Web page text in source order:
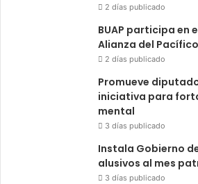
2 días publicado
BUAP participa en
Alianza del Pacífico
2 días publicado
Promueve
iniciativa para
mental
3 días publicado
Instala Gobierno
alusivos al mes
3 días publicado